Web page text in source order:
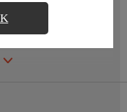
アプリ視聴
の正面カムイさん」